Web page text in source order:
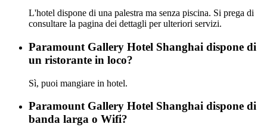
L'hotel dispone di una palestra ma senza piscina. Si prega di
consultare la pagina dei dettagli per ulteriori servizi.
Paramount Gallery Hotel Shanghai dispone di
un ristorante in loco?
Sì, puoi mangiare in hotel.
Paramount Gallery Hotel Shanghai dispone di
banda larga o Wifi?